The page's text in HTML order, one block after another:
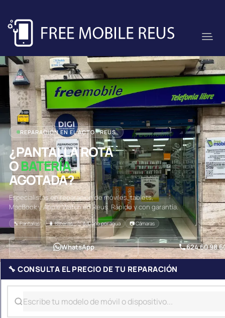
REPARACIÓN EN EL ACTO · REUS
¿PANTALLA ROTA
OBATERÍA
AGOTADA?
Especialistas en reparación de móviles, tablets,
MacBook y Apple Watch en Reus. Rápido y con garantía.
🔧 Pantallas 🔋 Baterías 💧 Daño por agua 📷 Cámaras
WhatsApp 624 60 98
🔧 CONSULTA EL PRECIO DE TU REPARACIÓN